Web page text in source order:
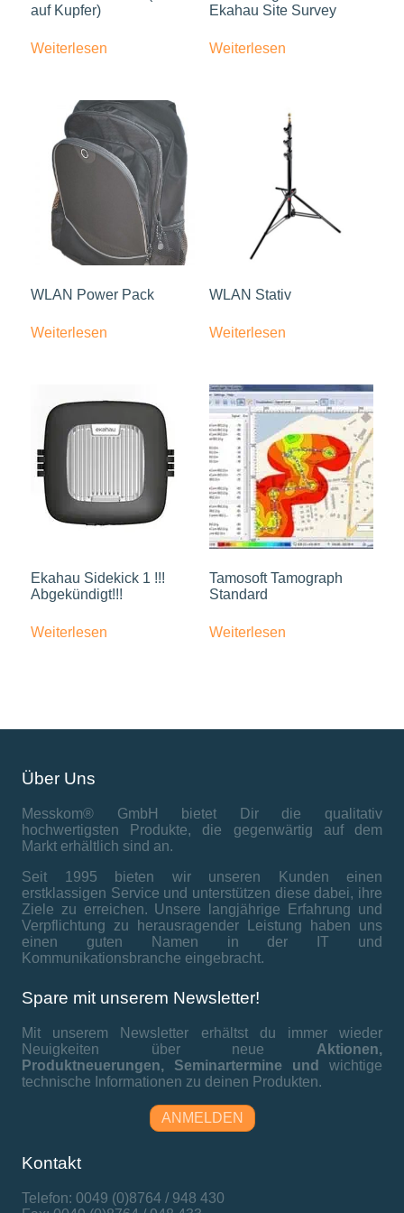
auf Kupfer)
Weiterlesen
Ekahau Site Survey
Weiterlesen
WLAN Power Pack
Weiterlesen
WLAN Stativ
Weiterlesen
Ekahau Sidekick 1 !!!
Abgekündigt!!!
Weiterlesen
Tamosoft Tamograph
Standard
Weiterlesen
Über Uns
Messkom® GmbH bietet Dir die qualitativ
hochwertigsten Produkte, die gegenwärtig auf dem
Markt erhältlich sind an.
Seit 1995 bieten wir unseren Kunden einen
erstklassigen Service und unterstützen diese dabei, ihre
Ziele zu erreichen. Unsere langjährige Erfahrung und
Verpflichtung zu herausragender Leistung haben uns
einen guten Namen in der IT und
Kommunikationsbranche eingebracht.
Spare mit unserem Newsletter!
Mit unserem Newsletter erhältst du immer wieder
Neuigkeiten über neue Aktionen,
Produktneuerungen, Seminartermine und wichtige
technische Informationen zu deinen Produkten.
ANMELDEN
Kontakt
Telefon: 0049 (0)8764 / 948 430